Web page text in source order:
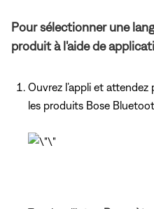
Pour sélectionner une
produit à l'aide de
Ouvrez l’appli et attendez
les produits Bose